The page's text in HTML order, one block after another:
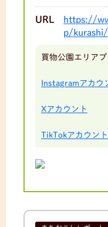
URL
https://
p/
買物公園エリア
Instagramアカウ
Xアカウント
TikTokアカウント